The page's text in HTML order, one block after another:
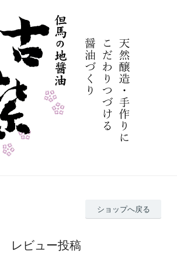
ショップへ戻る
レビュー投稿